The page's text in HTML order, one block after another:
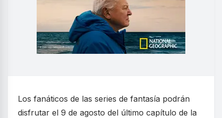
Los fanáticos de las series de fantasía podrán
disfrutar el 9 de agosto del último capítulo de la